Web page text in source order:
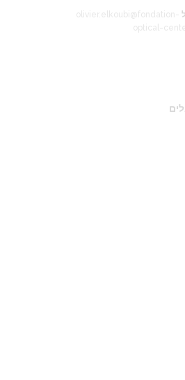
olivier.elkoubi@fondation-
optical-